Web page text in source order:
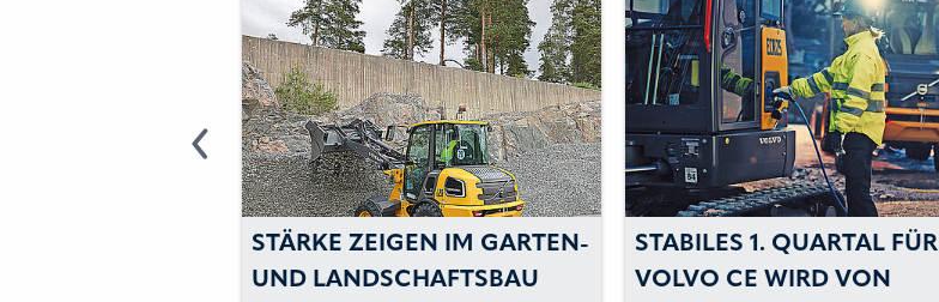
STÄRKE ZEIGEN IM GARTEN-
UND LANDSCHAFTSBAU
STABILES 1. QUARTAL FÜR
VOLVO CE WIRD VON